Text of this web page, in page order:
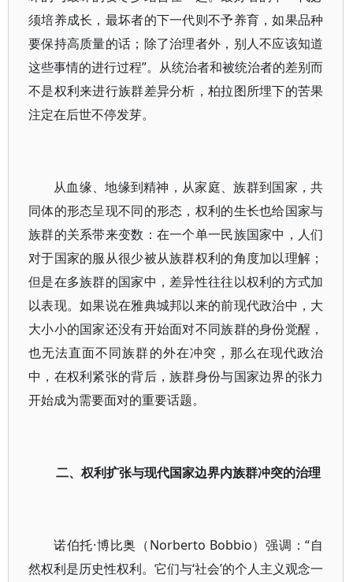
须培养成长，最坏者的下一代则不予养育，如果品种
要保持高质量的话；除了治理者外，别人不应该知道
这些事情的进行过程”。从统治者和被统治者的差别而
不是权利来进行族群差异分析，柏拉图所埋下的苦果
注定在后世不停发芽。
从血缘、地缘到精神，从家庭、族群到国家，共
同体的形态呈现不同的形态，权利的生长也给国家与
族群的关系带来变数：在一个单一民族国家中，人们
对于国家的服从很少被从族群权利的角度加以理解；
但是在多族群的国家中，差异性往往以权利的方式加
以表现。如果说在雅典城邦以来的前现代政治中，大
大小小的国家还没有开始面对不同族群的身份觉醒，
也无法直面不同族群的外在冲突，那么在现代政治
中，在权利紧张的背后，族群身份与国家边界的张力
开始成为需要面对的重要话题。
二、权利扩张与现代国家边界内族群冲突的治理
诺伯托·博比奥（Norberto Bobbio）强调：“自
然权利是历史性权利。它们与‘社会’的个人主义观念一